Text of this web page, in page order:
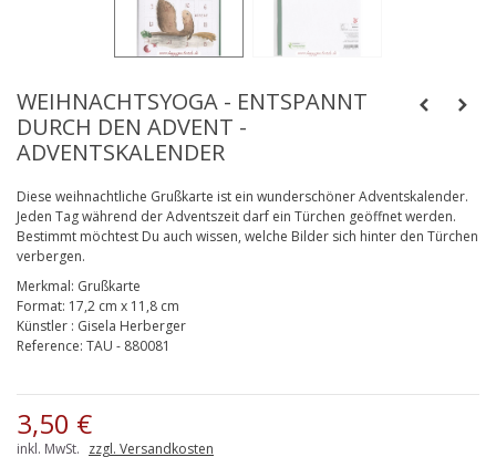
WEIHNACHTSYOGA - ENTSPANNT
DURCH DEN ADVENT -
ADVENTSKALENDER
Diese weihnachtliche Grußkarte ist ein wunderschöner Adventskalender.
Jeden Tag während der Adventszeit darf ein Türchen geöffnet werden.
Bestimmt möchtest Du auch wissen, welche Bilder sich hinter den Türchen
verbergen.
Merkmal: Grußkarte
Format: 17,2 cm x 11,8 cm
Künstler : Gisela Herberger
Reference: TAU - 880081
3,50 €
inkl. MwSt. zzgl. Versandkosten